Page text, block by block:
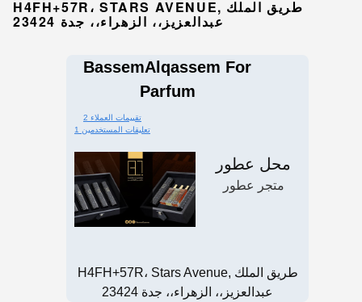
H4FH+57R، STARS AVENUE, طريق الملك
عبدالعزيز،، الزهراء،، جدة 23424
BassemAlqassem For
Parfum
2 تقييمات العملاء
1 تعليقات المستخدمين
محل عطور
متجر عطور
H4FH+57R، Stars Avenue, طريق الملك
عبدالعزيز،، الزهراء،، جدة 23424